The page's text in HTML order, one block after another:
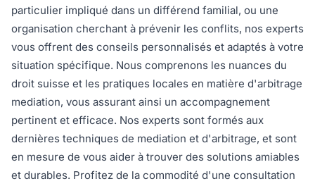
particulier impliqué dans un différend familial, ou une
organisation cherchant à prévenir les conflits, nos experts
vous offrent des conseils personnalisés et adaptés à votre
situation spécifique. Nous comprenons les nuances du
droit suisse et les pratiques locales en matière d'arbitrage
mediation, vous assurant ainsi un accompagnement
pertinent et efficace. Nos experts sont formés aux
dernières techniques de mediation et d'arbitrage, et sont
en mesure de vous aider à trouver des solutions amiables
et durables. Profitez de la commodité d'une consultation